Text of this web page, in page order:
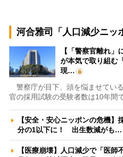
河合雅司「人口減少ニッ
【「警察官離れ」
が本気で取り組む
現…
警察庁が目下、頭を悩ませてい
官の採用試験の受験者数は10年間
【安全・安心ニッポンの危機
分の1以下に！ 出生数減がも…
【医療崩壊】人口減少で「医